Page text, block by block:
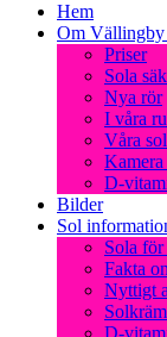
Hem
Om Vällingby
Priser
Sola
Nya rör
I våra
Våra
D-
Bilder
Sol
Sola för
Fakta
Nyttigt
Solkräm
D-